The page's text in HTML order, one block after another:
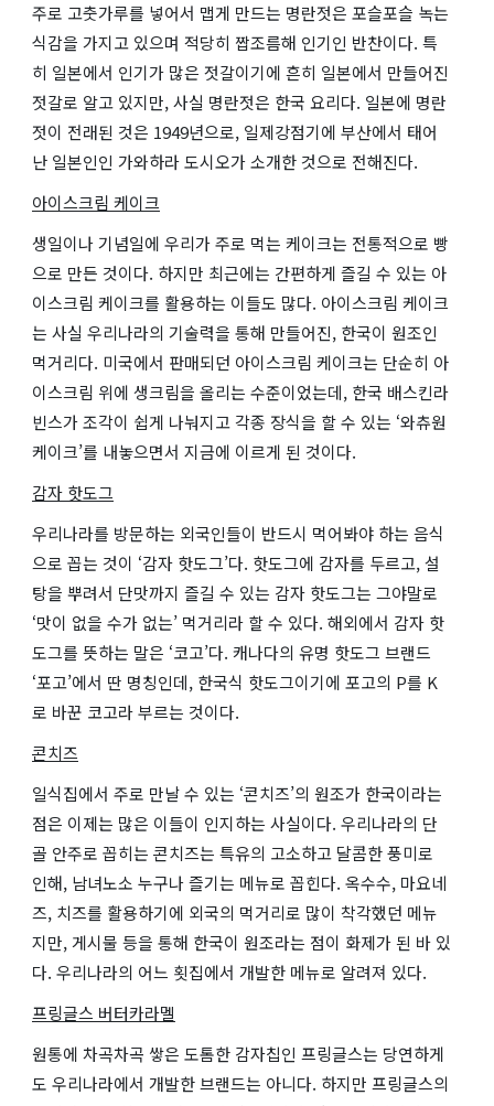
주로 고춧가루를 넣어서 맵게 만드는 명란젓은 포슬포슬 녹는
식감을 가지고 있으며 적당히 짭조름해 인기인 반찬이다. 특
히 일본에서 인기가 많은 젓갈이기에 흔히 일본에서 만들어진
젓갈로 알고 있지만, 사실 명란젓은 한국 요리다. 일본에 명란
젓이 전래된 것은 1949년으로, 일제강점기에 부산에서 태어
난 일본인인 가와하라 도시오가 소개한 것으로 전해진다.
아이스크림 케이크
생일이나 기념일에 우리가 주로 먹는 케이크는 전통적으로 빵
으로 만든 것이다. 하지만 최근에는 간편하게 즐길 수 있는 아
이스크림 케이크를 활용하는 이들도 많다. 아이스크림 케이크
는 사실 우리나라의 기술력을 통해 만들어진, 한국이 원조인
먹거리다. 미국에서 판매되던 아이스크림 케이크는 단순히 아
이스크림 위에 생크림을 올리는 수준이었는데, 한국 배스킨라
빈스가 조각이 쉽게 나눠지고 각종 장식을 할 수 있는 ‘와츄원
케이크’를 내놓으면서 지금에 이르게 된 것이다.
감자 핫도그
우리나라를 방문하는 외국인들이 반드시 먹어봐야 하는 음식
으로 꼽는 것이 ‘감자 핫도그’다. 핫도그에 감자를 두르고, 설
탕을 뿌려서 단맛까지 즐길 수 있는 감자 핫도그는 그야말로
‘맛이 없을 수가 없는’ 먹거리라 할 수 있다. 해외에서 감자 핫
도그를 뜻하는 말은 ‘코고’다. 캐나다의 유명 핫도그 브랜드
‘포고’에서 딴 명칭인데, 한국식 핫도그이기에 포고의 P를 K
로 바꾼 코고라 부르는 것이다.
콘치즈
일식집에서 주로 만날 수 있는 ‘콘치즈’의 원조가 한국이라는
점은 이제는 많은 이들이 인지하는 사실이다. 우리나라의 단
골 안주로 꼽히는 콘치즈는 특유의 고소하고 달콤한 풍미로
인해, 남녀노소 누구나 즐기는 메뉴로 꼽힌다. 옥수수, 마요네
즈, 치즈를 활용하기에 외국의 먹거리로 많이 착각했던 메뉴
지만, 게시물 등을 통해 한국이 원조라는 점이 화제가 된 바 있
다. 우리나라의 어느 횟집에서 개발한 메뉴로 알려져 있다.
프링글스 버터카라멜
원통에 차곡차곡 쌓은 도톰한 감자칩인 프링글스는 당연하게
도 우리나라에서 개발한 브랜드는 아니다. 하지만 프링글스의